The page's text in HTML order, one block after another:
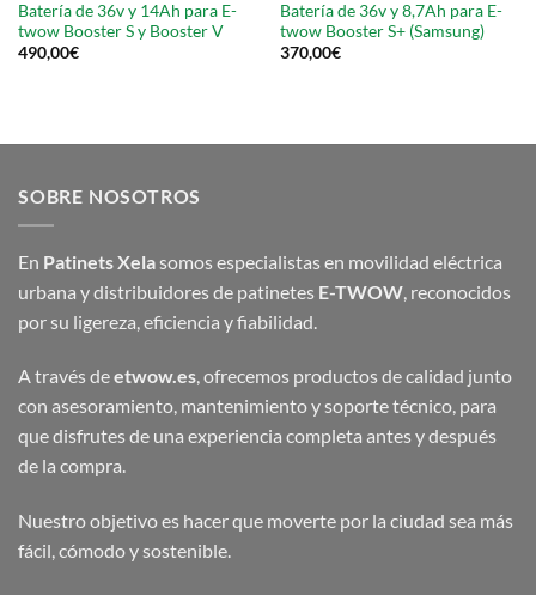
Batería de 36v y 14Ah para E-
twow Booster S y Booster V
490,00€
Batería de 36v y 8,7Ah para E-
twow Booster S+ (Samsung)
370,00€
SOBRE NOSOTROS
En Patinets Xelasomos especialistas en movilidad eléctrica
urbana y distribuidores de patinetes E-TWOW , reconocidos
por su ligereza, eficiencia y fiabilidad.
A través deetwow.es, ofrecemos productos de calidad junto
con asesoramiento, mantenimiento y soporte técnico, para
que disfrutes de una experiencia completa antes y después
de la compra.
Nuestro objetivo es hacer que moverte por la ciudad sea más
fácil, cómodo y sostenible.